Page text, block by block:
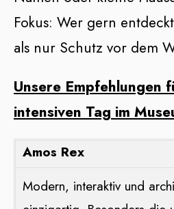
Fokus: Wer gern
als nur Schutz vor dem
Unsere Empfehlungen
intensiven Tag im
Amos Rex
Modern, interaktiv und